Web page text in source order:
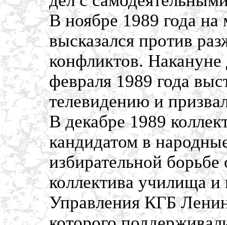
В ноябре 1989 года
высказался против
конфликтов.
февраля 1989 года
телевидению и
В декабре 1989
кандидатом в
избирательной
коллектива училища и
Управления КГБ